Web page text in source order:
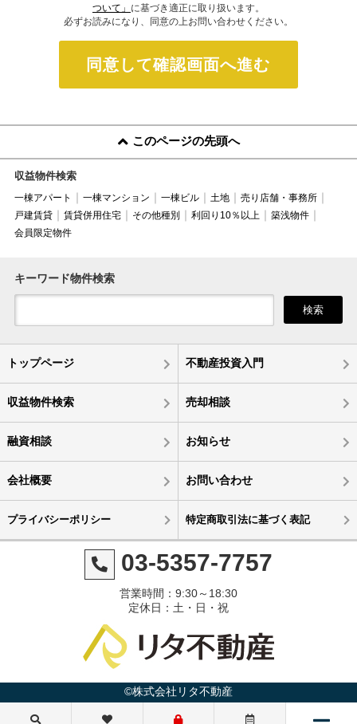
4,980万円
5,500万円
6,330万円
5,980万円
ついて」 に基づき適正に取り扱います。
必ずお読みになり、同意の上お問い合わせください。
同意して確認画面へ進む
このページの先頭へ
収益物件検索
一棟アパート 一棟マンション 一棟ビル 土地
売り店舗・事務所
戸建賃貸
賃貸併用住宅 その他種別 利回り10％以上
築浅物件
会員限定物件
キーワード物件検索
検索
トップページ 不動産投資入門
収益物件検索 売却相談
融資相談 お知らせ
会社概要 お問い合わせ
プライバシーポリシー 特定商取引法に基づく表記
03-5357-7757
営業時間：9:30～18:30
定休日：土・日・祝
©株式会社リタ不動産